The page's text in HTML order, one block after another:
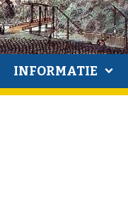
INFORMATIE